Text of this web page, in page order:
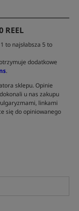
REEL
to najsłabsza 5 to
dodatkowe
.
sklepu. Opinie
u nas zakupu
linkami
się do opiniowanego